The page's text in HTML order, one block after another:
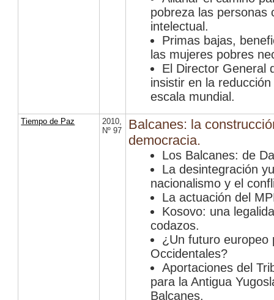
pobreza las personas
intelectual.
Primas bajas,
las mujeres pobres
El Director General
insistir en la
escala mundial.
Tiempo de Paz 2010,
Nº 97
Balcanes: la
democracia.
Los Balcanes: de
La desintegración
nacionalismo y el
La actuación del
Kosovo: una
codazos.
¿Un futuro europeo
Occidentales?
Aportaciones del
para la Antigua
Balcanes.